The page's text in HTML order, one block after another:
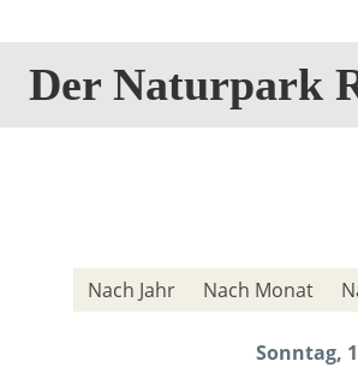
Der Naturpark
Nach Jahr Nach Monat
Sonntag,